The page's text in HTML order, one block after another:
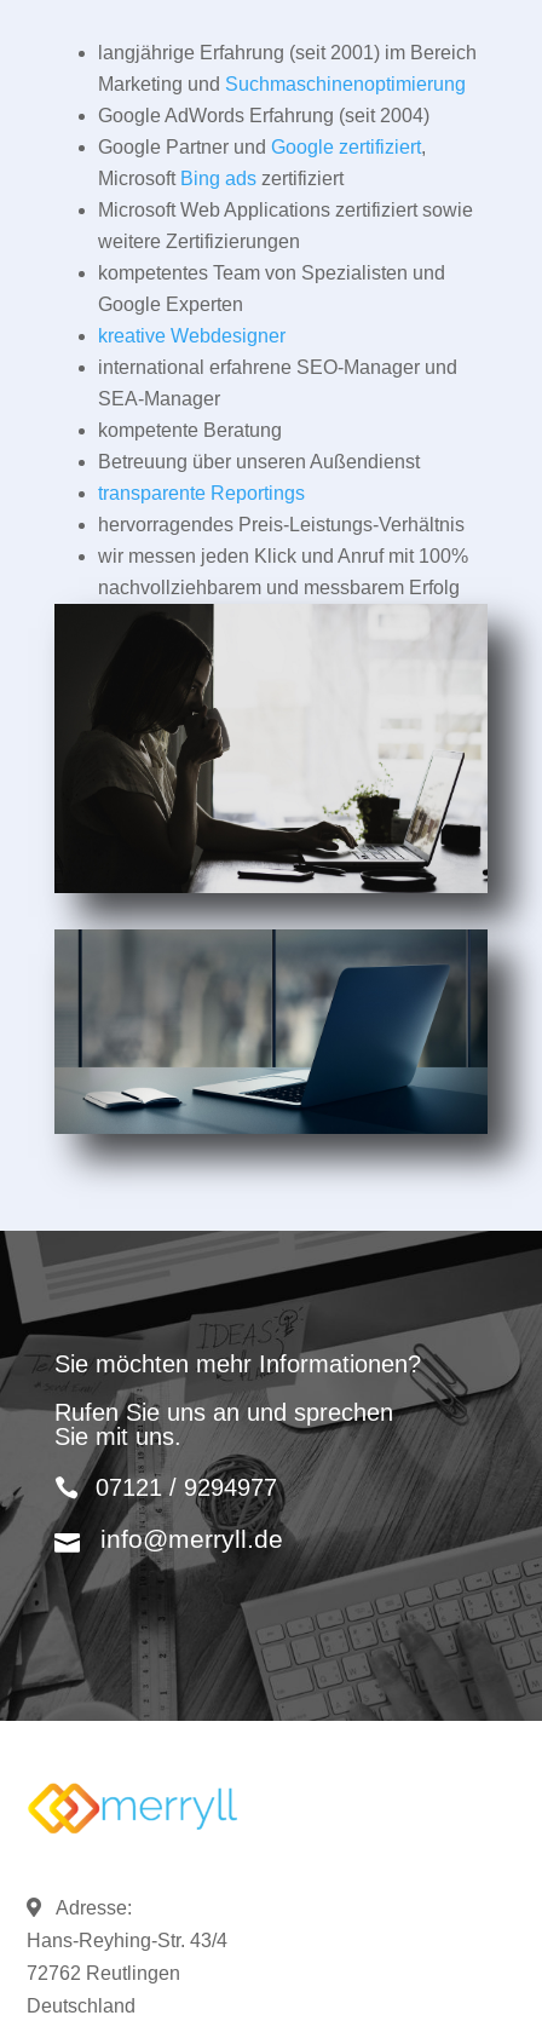
langjährige Erfahrung (seit 2001) im Bereich
Marketing und Suchmaschinenoptimierung
Google AdWords Erfahrung (seit 2004)
Google Partner und Google zertifiziert,
Microsoft Bing adszertifiziert
Microsoft Web Applications zertifiziert sowie
weitere Zertifizierungen
kompetentes Team von Spezialisten und
Google Experten
kreative Webdesigner
international erfahrene SEO-Manager und
SEA-Manager
kompetente Beratung
Betreuung über unseren Außendienst
transparente Reportings
hervorragendes Preis-Leistungs-Verhältnis
wir messen jeden Klick und Anruf mit 100%
nachvollziehbarem und messbarem Erfolg
Sie möchten mehr Informationen?
Rufen Sie uns an und sprechen
Sie mit uns.
07121 / 9294977
info@merryll.de
Adresse:
Hans-Reyhing-Str. 43/4
72762 Reutlingen
Deutschland